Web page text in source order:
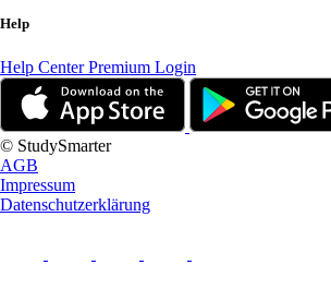
Help
Help CenterPremium Login
© StudySmarter
AGB
Impressum
Datenschutzerklärung